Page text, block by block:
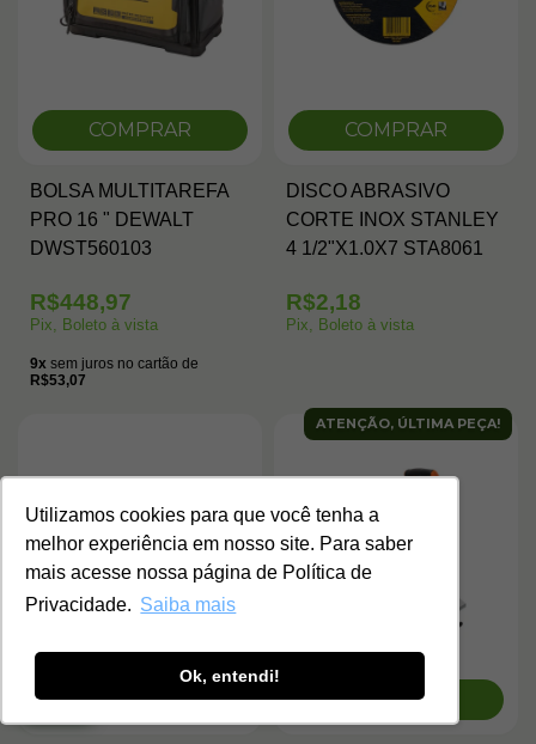
Utilizamos cookies para que você tenha a
melhor experiência em nosso site. Para saber
mais acesse nossa página de Política de
Privacidade. Saiba mais
Ok, entendi!
COMPRAR
BOLSA MULTITAREFA
PRO 16 " DEWALT
DWST560103
R$448,97
Pix, Boleto à vista
9x sem juros no cartão de
R$53,07
COMPRAR
DISCO ABRASIVO
CORTE INOX STANLEY
4 1/2"X1.0X7 STA8061
R$2,18
Pix, Boleto à vista
COMPRAR
ATENÇÃO, ÚLTIMA PEÇA!
COMPRAR